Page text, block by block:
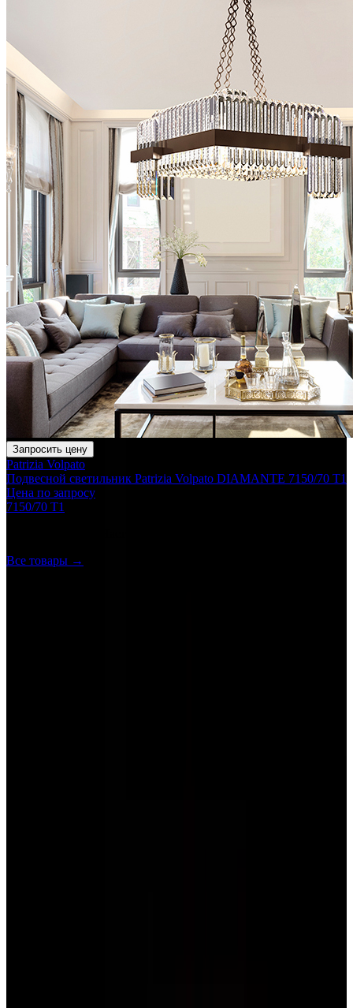
Запросить цену
Patrizia Volpato
Подвесной светильник Patrizia Volpato DIAMANTE 7150/70 T1
Цена по запросу
7150/70 T1
Все товары →